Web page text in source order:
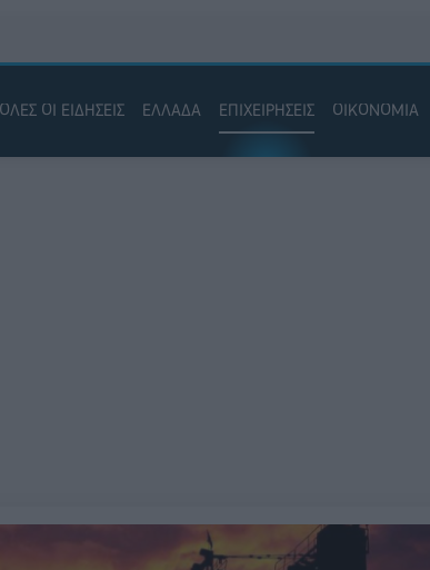
ΟΛΕΣ ΟΙ ΕΙΔΗΣΕΙΣ ΕΛΛΑΔΑ ΕΠΙΧΕΙΡΗΣΕΙΣ ΟΙΚΟΝΟΜΙΑ